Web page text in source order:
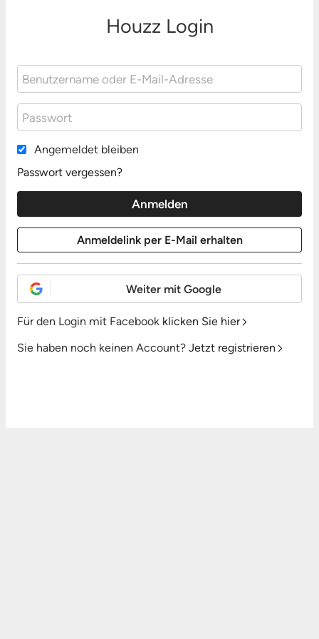
Houzz Login
Angemeldet bleiben
Passwort vergessen?
Weiter mit Google
Für den Login mit Facebook klicken Sie hier
Sie haben noch keinen Account? Jetzt registrieren